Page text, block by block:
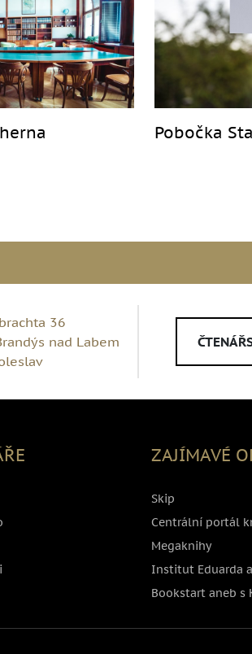
Pobočka
36
nad Labem
ZAJÍMAVÉ
Skip
Centrální portál
Megaknihy
Institut Eduarda
Bookstart aneb s